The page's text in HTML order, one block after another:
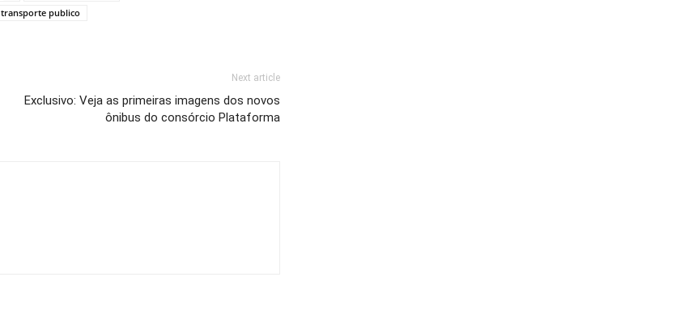
transporte publico
Next article
Exclusivo: Veja as primeiras imagens dos novos
ônibus do consórcio Plataforma